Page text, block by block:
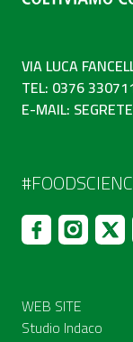
VIA LUCA
TEL: 0376
E-MAIL:
WEB SITE
Studio Indaco